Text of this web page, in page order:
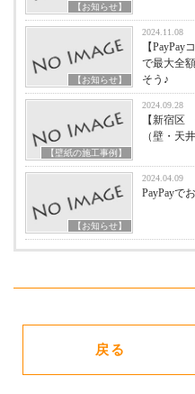
【お知らせ】
【お知らせ】
2024.11.08
【
で最大全
そう♪
【壁紙の施工事例】
2024.09.28
【新宿区
（壁・天
【お知らせ】
2024.04.09
PayPayで
戻る